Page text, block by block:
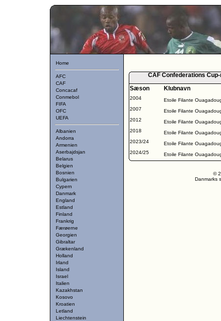
Home
AFC
CAF
Concacaf
Conmebol
FIFA
OFC
UEFA
Albanien
Andorra
Armenien
Aserbajdsjan
Belarus
Belgien
Bosnien
Bulgarien
Cypern
Danmark
England
Estland
Finland
Frankrig
Færøerne
Georgien
Gibraltar
Grækenland
Holland
Irland
Island
Israel
Italien
Kazakhstan
Kosovo
Kroatien
Letland
Liechtenstein
CAF Confederations
Sæson
Klubnavn
2004
Etoile Filante
2007
Etoile Filante
2012
Etoile Filante
2018
Etoile Filante
2023/24
Etoile Filante
2024/25
Etoile Filante
©
Danmarks